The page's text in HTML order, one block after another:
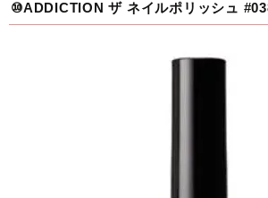
⑩ADDICTION ザ ネイルポリッシュ